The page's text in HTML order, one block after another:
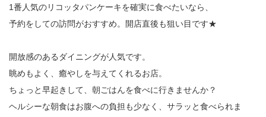
1番人気のリコッタパンケーキを確実に食べたいなら、
予約をしての訪問がおすすめ。開店直後も狙い目です★
開放感のあるダイニングが人気です。
眺めもよく、癒やしを与えてくれるお店。
ちょっと早起きして、朝ごはんを食べに行きませんか？
ヘルシーな朝食はお腹への負担も少なく、サラッと食べられま